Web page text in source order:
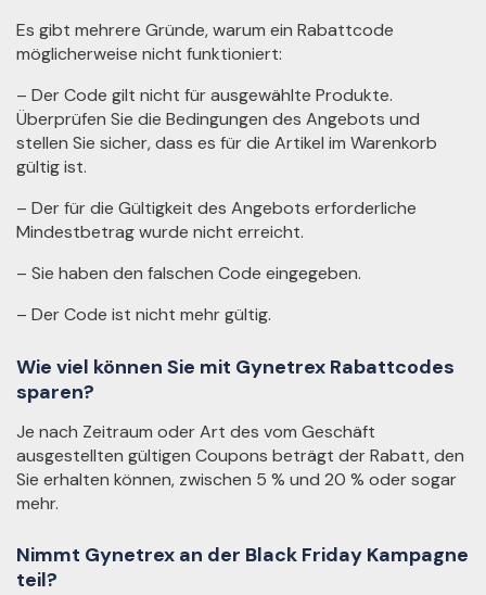
Es gibt mehrere Gründe, warum ein Rabattcode
möglicherweise nicht funktioniert:
– Der Code gilt nicht für ausgewählte Produkte.
Überprüfen Sie die Bedingungen des Angebots und
stellen Sie sicher, dass es für die Artikel im Warenkorb
gültig ist.
– Der für die Gültigkeit des Angebots erforderliche
Mindestbetrag wurde nicht erreicht.
– Sie haben den falschen Code eingegeben.
– Der Code ist nicht mehr gültig.
Wie viel können Sie mit Gynetrex Rabattcodes
sparen?
Je nach Zeitraum oder Art des vom Geschäft
ausgestellten gültigen Coupons beträgt der Rabatt, den
Sie erhalten können, zwischen 5 % und 20 % oder sogar
mehr.
Nimmt Gynetrex an der Black Friday Kampagne
teil?